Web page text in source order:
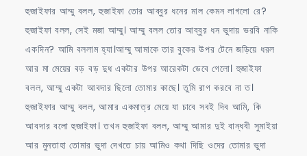
হুজাইফার আম্মু বলল, হুজাইফা তোর আব্বুর ধনের মাল কেমন লাগলো রে?
হুজাইফা বলল, সেই মজা আম্মু। আম্মু বলল তোর আব্বুর ধন ভুদায় ভরবি নাকি
একদিন? আমি বললাম হ্যা।আম্মু আমাকে তার বুকের উপর টেনে জড়িয়ে ধরল
আর মা মেয়ের বড় বড় দুধ একটার উপর আরেকটা ডেবে গেলো। হুজাইফা
বলল, আম্মু একটা আবদার ছিলো তোমার কাছে। তুমি রাগ করবে না ত।
হুজাইফার আম্মু বলল, আমার একমাত্র মেয়ে যা চাবে সবই দিব আমি, কি
আবদার বলো হুজাইফা। তখন হুজাইফা বলল, আম্মু আমার দুই বান্ধবী সুমাইয়া
আর মুনতাহা তোমার ভুদা দেখতে চায় আমিও কথা দিছি ওদের তোমার ভুদা